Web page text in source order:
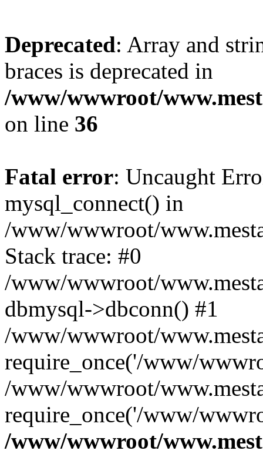
Deprecated: Array and
braces is deprecated in
/www/wwwroot/
on line 36
Fatal error: Uncaught
mysql_connect() in
/www/wwwroot/
Stack trace: #0
/www/wwwroot/
dbmysql->dbconn() #1
/www/wwwroot/
require_once('/www/
/www/wwwroot/
require_once('/www/
/www/wwwroot/